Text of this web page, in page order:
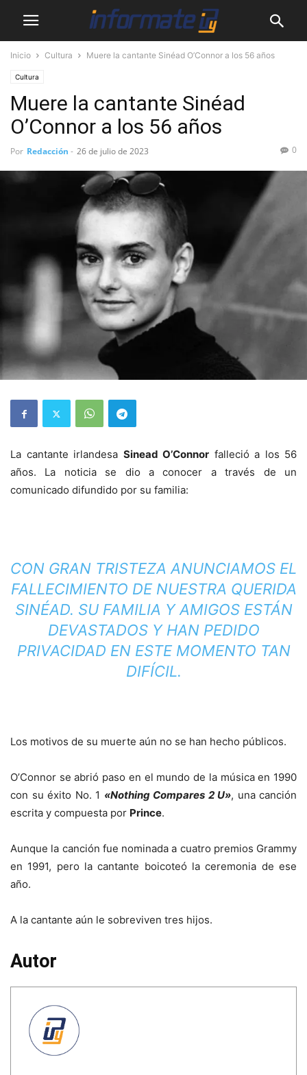
Inicio Cultura Muere la cantante Sinéad O’Connor a los 56 años
Cultura
Muere la cantante Sinéad
O’Connor a los 56 años
Por Redacción - 26 de julio de 2023 0
La cantante irlandesa Sinead O’Connor falleció a los 56
años. La noticia se dio a conocer a través de un
comunicado difundido por su familia:
CON GRAN TRISTEZA ANUNCIAMOS EL
FALLECIMIENTO DE NUESTRA QUERIDA
SINÉAD. SU FAMILIA Y AMIGOS ESTÁN
DEVASTADOS Y HAN PEDIDO
PRIVACIDAD EN ESTE MOMENTO TAN
DIFÍCIL.
Los motivos de su muerte aún no se han hecho públicos.
O’Connor se abrió paso en el mundo de la música en 1990
con su éxito No. 1 «Nothing Compares 2 U», una canción
escrita y compuesta por Prince.
Aunque la canción fue nominada a cuatro premios Grammy
en 1991, pero la cantante boicoteó la ceremonia de ese
año.
A la cantante aún le sobreviven tres hijos.
Autor